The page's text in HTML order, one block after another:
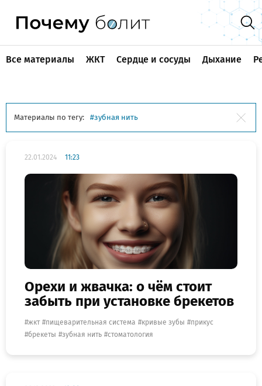
Все материалы ЖКТ Сердце и сосуды Дыхание
Материалы по тегу: зубная нить
22.01.2024 11:23
Орехи и жвачка: о чём стоит
забыть при установке брекетов
жкт пищеварительная система кривые зубы
прикус
брекеты
зубная нить стоматология